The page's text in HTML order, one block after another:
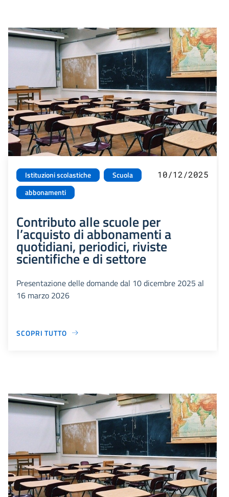
Istituzioni scolastiche
Scuola
abbonamenti
10/12/2025
Contributo alle scuole per
l’acquisto di abbonamenti a
quotidiani, periodici, riviste
scientifiche e di settore
Presentazione delle domande dal 10 dicembre 2025 al
16 marzo 2026
SCOPRI TUTTO